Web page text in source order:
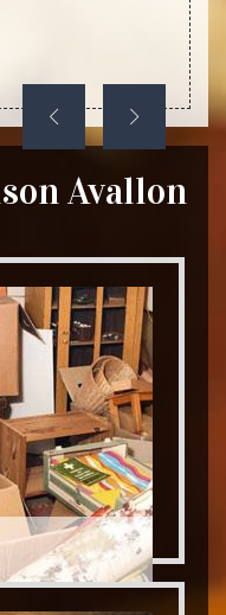
Avallon